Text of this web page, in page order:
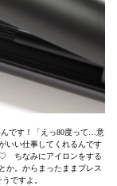
んです！「えっ80度って…意
いい仕事してくれるんです
♡ ちなみにアイロンをする
か。からまったままプレス
ですよ。